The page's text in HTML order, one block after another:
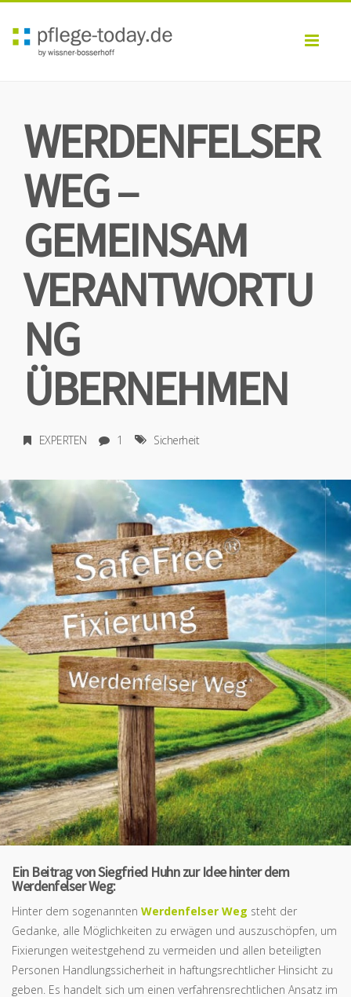
WERDENFELSER
WEG –
GEMEINSAM
VERANTWORTU
NG
ÜBERNEHMEN
EXPERTEN 1 Sicherheit
Ein Beitrag von Siegfried Huhn zur Idee hinter dem
Werdenfelser Weg:
Hinter dem sogenannten Werdenfelser Weg steht der
Gedanke, alle Möglichkeiten zu erwägen und auszuschöpfen, um
Fixierungen weitestgehend zu vermeiden und allen beteiligten
Personen Handlungssicherheit in haftungsrechtlicher Hinsicht zu
geben. Es handelt sich um einen verfahrensrechtlichen Ansatz im